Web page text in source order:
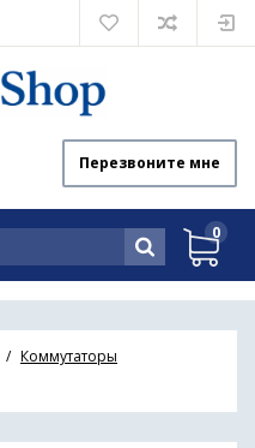
Перезвоните мне
0
Коммутаторы